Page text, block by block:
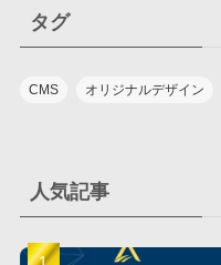
タグ
CMS オリジナルデザイン
人気記事